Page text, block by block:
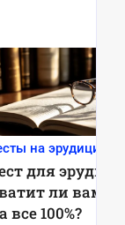
на эрудицию
для
ли вам
все 100%?